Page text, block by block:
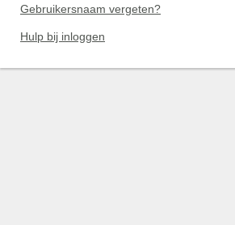
Gebruikersnaam vergeten?
Hulp bij inloggen